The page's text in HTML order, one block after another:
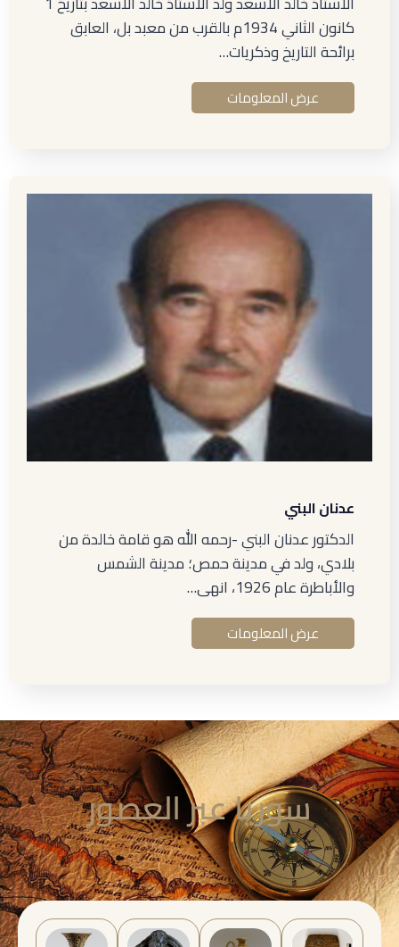
كانون الثاني 1934م بالقرب من معبد بل، العابق
برائحة التاريخ وذكريات…
عرض المعلومات
عدنان البني
الدكتور عدنان البني -رحمه الله هو قامة خالدة من
بلادي، ولد في مدينة حمص؛ مدينة الشمس
والأباطرة عام 1926، انهى…
عرض المعلومات
سوريا عبر العصور